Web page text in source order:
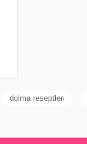
dolma reseptleri